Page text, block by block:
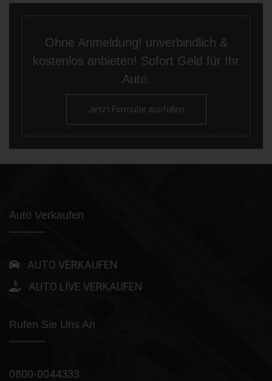
Ohne Anmeldung! unverbindlich &
kostenlos anbieten! Sofort Geld für Ihr
Auto.
Jetzt Formular ausfüllen
Auto Verkaufen
AUTO VERKAUFEN
AUTO LIVE VERKAUFEN
Rufen Sie Uns An
0800-0044333